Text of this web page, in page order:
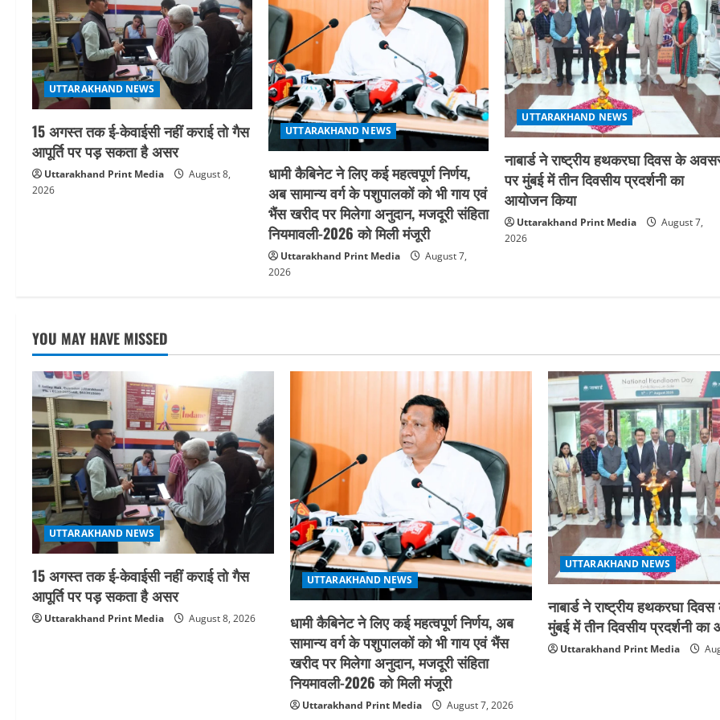
i
g
a
t
i
o
UTTARAKHAND NEWS
15 अगस्त तक ई-केवाईसी नहीं कराई तो गैस
आपूर्ति पर पड़ सकता है असर
Uttarakhand Print Media
August 8,
2026
UTTARAKHAND NEWS
धामी कैबिनेट ने लिए कई महत्वपूर्ण निर्णय,
अब सामान्य वर्ग के पशुपालकों को भी गाय एवं
भैंस खरीद पर मिलेगा अनुदान, मजदूरी संहिता
नियमावली-2026 को मिली मंजूरी
Uttarakhand Print Media
August 7,
2026
UTTARAKHAND NEWS
नाबार्ड ने राष्ट्रीय हथकरघा दिवस के
पर मुंबई में तीन दिवसीय प्रदर्शनी का
आयोजन किया
Uttarakhand Print Media
August 7,
2026
YOU MAY HAVE MISSED
UTTARAKHAND NEWS
15 अगस्त तक ई-केवाईसी नहीं कराई तो गैस
आपूर्ति पर पड़ सकता है असर
Uttarakhand Print Media August 8, 2026
UTTARAKHAND NEWS
धामी कैबिनेट ने लिए कई महत्वपूर्ण निर्णय, अब
सामान्य वर्ग के पशुपालकों को भी गाय एवं भैंस
खरीद पर मिलेगा अनुदान, मजदूरी संहिता
नियमावली-2026 को मिली मंजूरी
Uttarakhand Print Media August 7, 2026
UTTARAKHAND NEWS
नाबार्ड ने राष्ट्रीय हथकरघा
मुंबई में तीन दिवसीय प्रदर्शनी
Uttarakhand Print Media